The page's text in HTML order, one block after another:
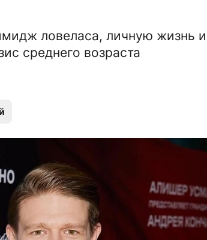
ловеласа, личную жизнь и
среднего возраста